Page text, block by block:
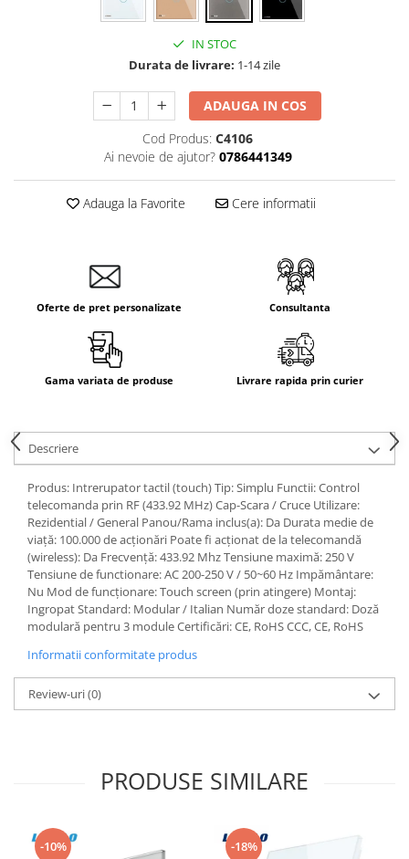
Intrerupatoare Touch / Standard
Intrerupatoare Touch / Standard
Întrerupătoare Mecanice
Living Now With Netatmo
Prize si Intrerupatoare
Aparataj Aplicat
Gama Palmyie Viko
Panasonic Arkedia Slim
Aparataj Modular
Bticino Living NOW
Bticino AXOLUTE AIR
Gama Gewiss System
Gama Matix Bticino
Legrand Mosaic
Doze de Pardoseala
Doze de Pardoseala Universale
Iluminat Interior
Lampadare
IN STOC
Durata de livrare: 1-14 zile
ADAUGA IN COS
Cod Produs: C4106
Ai nevoie de ajutor? 0786441349
Adauga la Favorite Cere informatii
Oferte de pret personalizate Consultanta
Gama variata de produse Livrare rapida prin curier
Descriere
Produs: Intrerupator tactil (touch) Tip: Simplu Functii: Control
telecomanda prin RF (433.92 MHz) Cap-Scara / Cruce Utilizare:
Rezidential / General Panou/Rama inclus(a): Da Durata medie de
viață: 100.000 de acționări Poate fi acționat de la telecomandă
(wireless): Da Frecvență: 433.92 Mhz Tensiune maximă: 250 V
Tensiune de functionare: AC 200-250 V / 50~60 Hz Impământare:
Nu Mod de funcționare: Touch screen (prin atingere) Montaj:
Ingropat Standard: Modular / Italian Număr doze standard: Doză
modulară pentru 3 module Certificări: CE, RoHS CCC, CE, RoHS
Informatii conformitate produs
Review-uri(0)
PRODUSE SIMILARE
-10% -18%